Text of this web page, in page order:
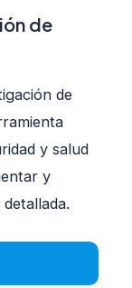
de
de
y salud
y